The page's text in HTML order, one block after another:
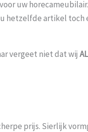
uw
hetzelfde artikel toch
vergeet niet dat wij
prijs. Sierlijk